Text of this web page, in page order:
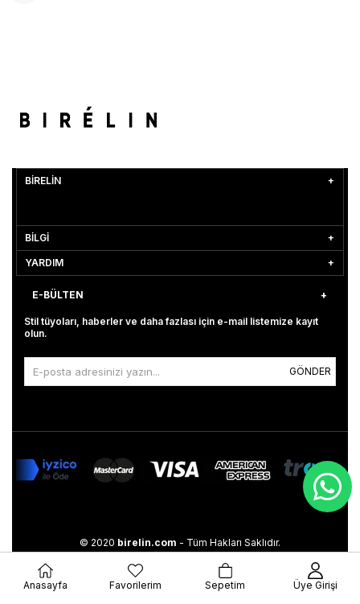
BİRELİN
BİLGİ
YARDIM
E-BÜLTEN
Stil tüyoları, haberler ve daha fazlası için e-mail listemize kayıt
olun.
GÖNDER
© 2020 birelin.com - Tüm Hakları Saklıdır.
Anasayfa Favorilerim Sepetim Üye Girişi